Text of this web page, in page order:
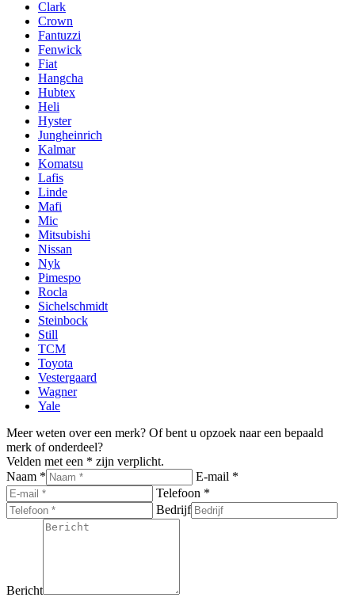
Clark
Crown
Fantuzzi
Fenwick
Fiat
Hangcha
Hubtex
Heli
Hyster
Jungheinrich
Kalmar
Komatsu
Lafis
Linde
Mafi
Mic
Mitsubishi
Nissan
Nyk
Pimespo
Rocla
Sichelschmidt
Steinbock
Still
TCM
Toyota
Vestergaard
Wagner
Yale
Meer weten over een merk? Of bent u opzoek naar een bepaald
merk of onderdeel?
Velden met een * zijn verplicht.
Naam *
E-mail *
Telefoon *
Bedrijf
Bericht